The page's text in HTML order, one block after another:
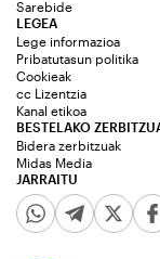
Sarebide
JARRAITU
LEGEA
Lege informazioa
Pribatutasun politika
Cookieak
cc Lizentzia
Kanal etikoa
BESTELAKO
Bidera zerbitzuak
Midas Media